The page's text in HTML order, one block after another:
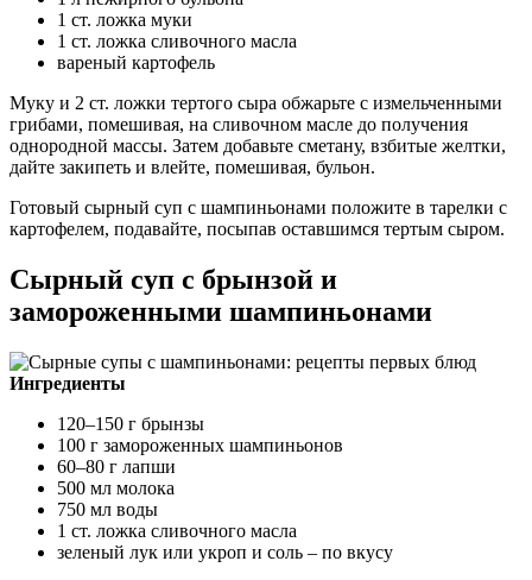
1 ст. ложка муки
1 ст. ложка сливочного масла
вареный картофель
Муку и 2 ст. ложки тертого сыра обжарьте с измельченными
грибами, помешивая, на сливочном масле до получения
однородной массы. Затем добавьте сметану, взбитые желтки,
дайте закипеть и влейте, помешивая, бульон.
Готовый сырный суп с шампиньонами положите в тарелки с
картофелем, подавайте, посыпав оставшимся тертым сыром.
Сырный суп с брынзой и
замороженными шампиньонами
Ингредиенты
120–150 г брынзы
100 г замороженных шампиньонов
60–80 г лапши
500 мл молока
750 мл воды
1 ст. ложка сливочного масла
зеленый лук или укроп и соль – по вкусу